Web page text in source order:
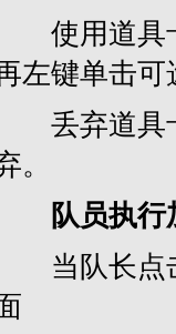
使用道具卡
左键单击可
丢弃道具卡
。
队员执
当队长点击